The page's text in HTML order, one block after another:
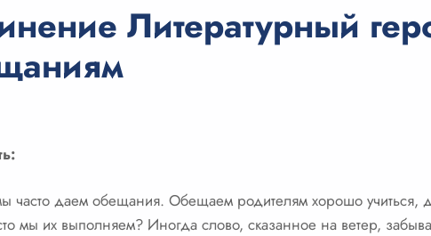
Литературный
часто даем обещания. Обещаем родителям хорошо учиться,
мы их выполняем? Иногда слово, сказанное на ветер,